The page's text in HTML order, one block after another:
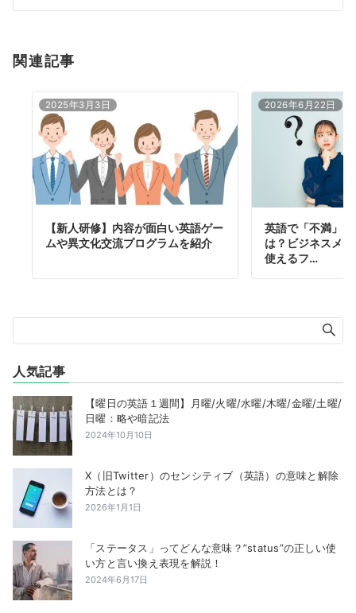
ン
関連記事
2025年3月3日
【新人研修】内容が面白い英語ゲー
ムや異文化交流プログラムを紹介
2026年6月22日
英語で「不満」
は？ビジネスメ
使えるフ…
人気記事
【曜日の英語１週間】月曜/火曜/水曜/木曜/金曜/土曜/
日曜：略や暗記法
2024年10月10日
X（旧Twitter）のセンシティブ（英語）の意味と解除
方法とは？
2026年1月1日
「ステータス」ってどんな意味？”status”の正しい使
い方と言い換え表現を解説！
2024年6月17日